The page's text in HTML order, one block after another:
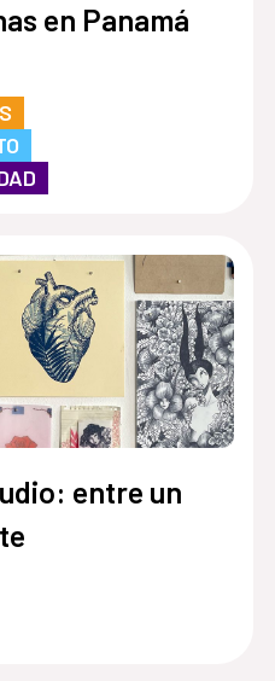
en Panamá
entre un